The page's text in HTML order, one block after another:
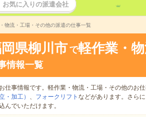
お気に入りの派遣会社
物流・工場・その他の派遣の仕事一覧
県柳川市 で軽作業・
情報一覧
仕事情報です。軽作業・物流・工場・その他のお仕
・加工） 、 フォークリフト などがあります。さらに
んでいただけます。